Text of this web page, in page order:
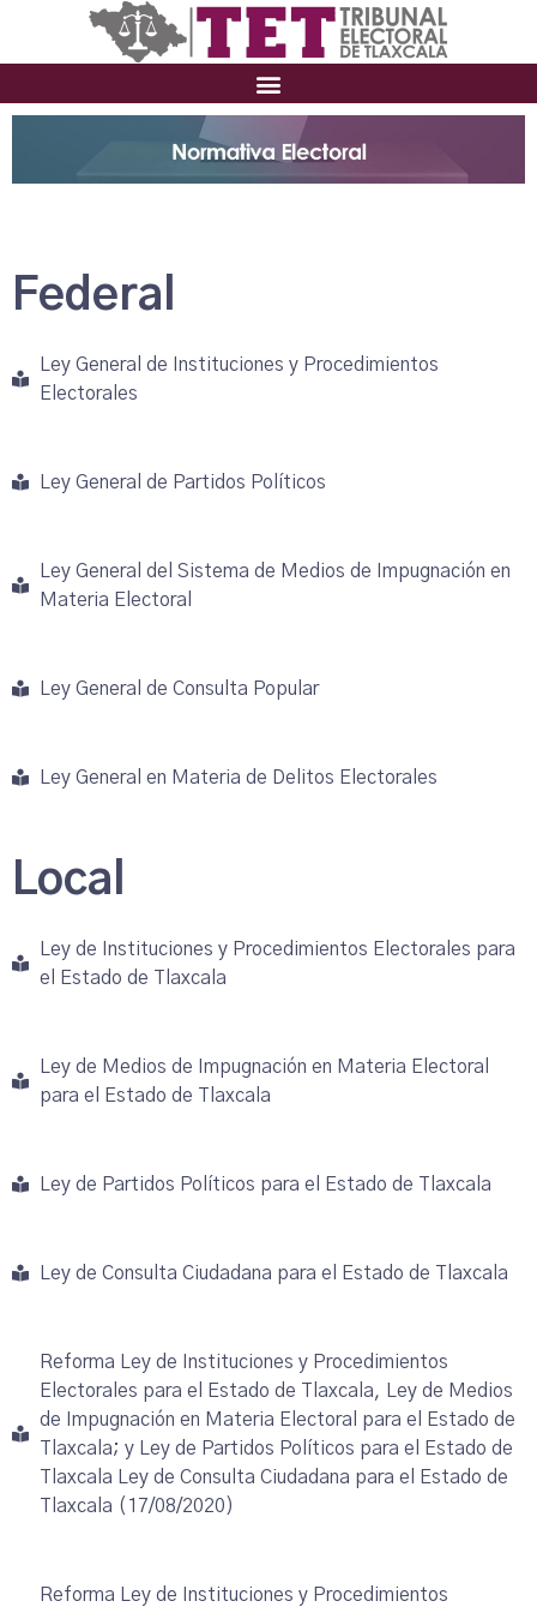
Federal
Ley General de Instituciones y Procedimientos
Electorales
Ley General de Partidos Políticos
Ley General del Sistema de Medios de Impugnación en
Materia Electoral
Ley General de Consulta Popular
Ley General en Materia de Delitos Electorales
Local
Ley de Instituciones y Procedimientos Electorales para
el Estado de Tlaxcala
Ley de Medios de Impugnación en Materia Electoral
para el Estado de Tlaxcala
Ley de Partidos Políticos para el Estado de Tlaxcala
Ley de Consulta Ciudadana para el Estado de Tlaxcala
Reforma Ley de Instituciones y Procedimientos
Electorales para el Estado de Tlaxcala, Ley de Medios
de Impugnación en Materia Electoral para el Estado de
Tlaxcala; y Ley de Partidos Políticos para el Estado de
Tlaxcala Ley de Consulta Ciudadana para el Estado de
Tlaxcala (17/08/2020)
Reforma Ley de Instituciones y Procedimientos